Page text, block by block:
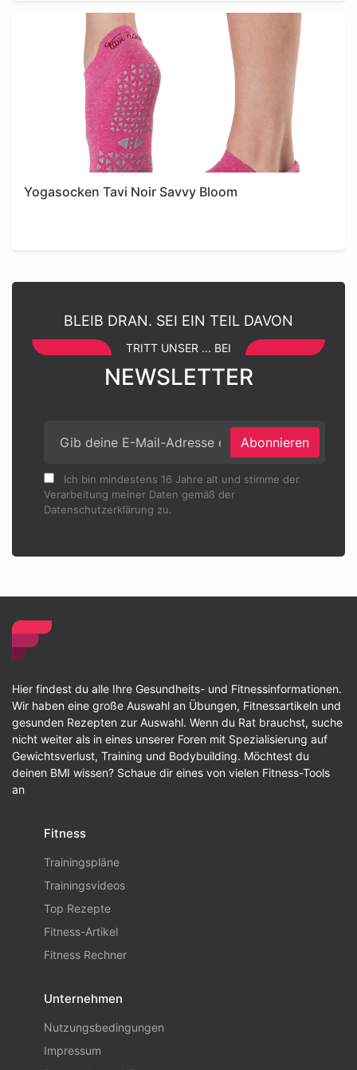
Yogasocken Tavi Noir Savvy Bloom
BLEIB DRAN. SEI EIN TEIL DAVON
TRITT UNSER ... BEI
NEWSLETTER
Abonnieren
Ich bin mindestens 16 Jahre alt und stimme der
Verarbeitung meiner Daten gemäß der
Datenschutzerklärung zu.
Hier findest du alle Ihre Gesundheits- und Fitnessinformationen.
Wir haben eine große Auswahl an Übungen, Fitnessartikeln und
gesunden Rezepten zur Auswahl. Wenn du Rat brauchst, suche
nicht weiter als in eines unserer Foren mit Spezialisierung auf
Gewichtsverlust, Training und Bodybuilding. Möchtest du
deinen BMI wissen? Schaue dir eines von vielen Fitness-Tools
an
Fitness
Trainingspläne
Trainingsvideos
Top Rezepte
Fitness-Artikel
Fitness Rechner
Unternehmen
Nutzungsbedingungen
Impressum